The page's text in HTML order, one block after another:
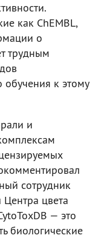
как ChEMBL,
о
трудным
к этому
и
сотрудник
цвета
— это
биологические